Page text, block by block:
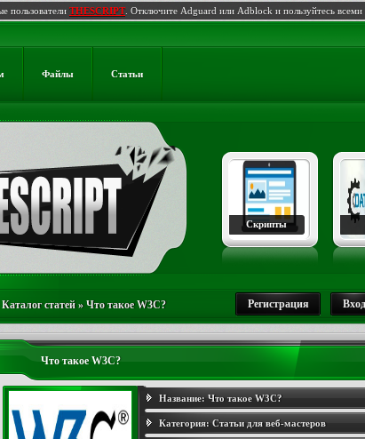
пользователи THESCRIPT. Отключите Adguard или Adblock и пользуйтесь
Файлы Статьи
Скрипты
Каталог статей»Что такое W3C? Регистрация Вход
Что такое W3C?
Название: Что такое W3C?
Категория: Статьи для веб-мастеров